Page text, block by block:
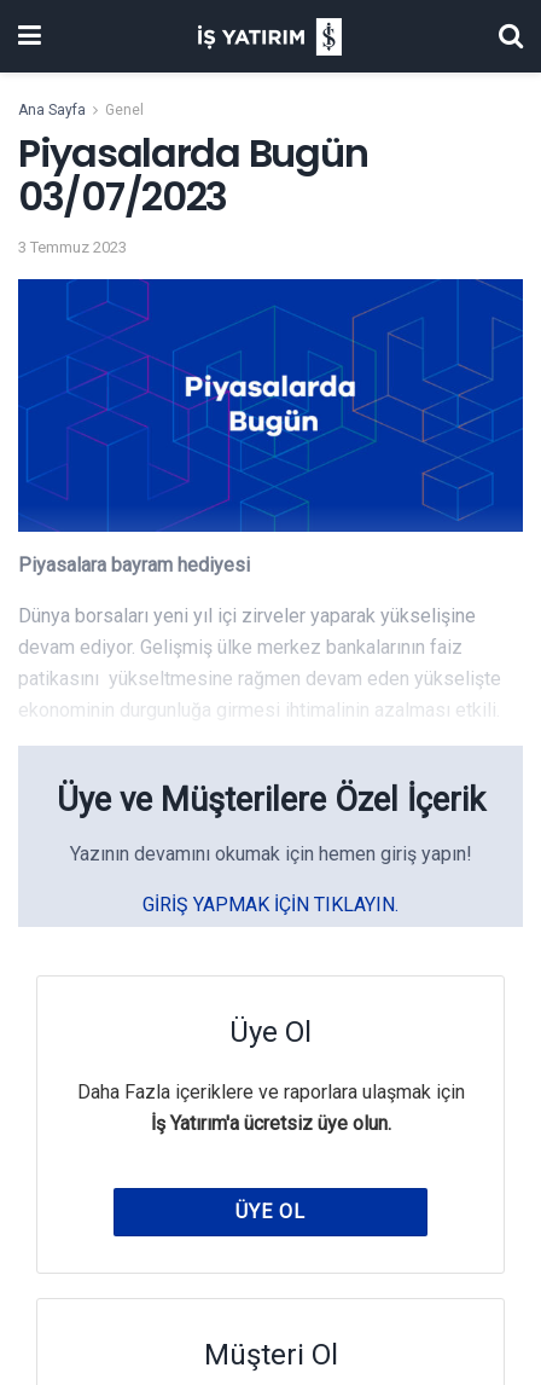
Ana Sayfa Genel
Piyasalarda Bugün
03/07/2023
3 Temmuz 2023
Piyasalara bayram hediyesi
Dünya borsaları yeni yıl içi zirveler yaparak yükselişine
devam ediyor. Gelişmiş ülke merkez bankalarının faiz
patikasını yükseltmesine rağmen devam eden yükselişte
ekonominin durgunluğa girmesi ihtimalinin azalması etkili.
Üye ve Müşterilere Özel İçerik
Yazının devamını okumak için hemen giriş yapın!
GIRIŞ YAPMAK IÇIN TIKLAYIN.
Üye Ol
Daha Fazla içeriklere ve raporlara ulaşmak için
İş Yatırım'a ücretsiz üye olun.
ÜYE OL
Müşteri Ol